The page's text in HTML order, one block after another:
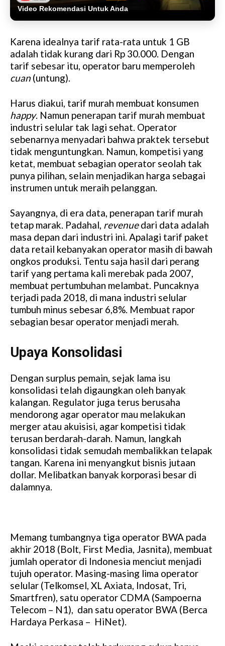
Video Rekomendasi Untuk Anda
Karena idealnya tarif rata-rata untuk 1 GB
adalah tidak kurang dari Rp 30.000. Dengan
tarif sebesar itu, operator baru memperoleh
cuan (untung).
Harus diakui, tarif murah membuat konsumen
happy. Namun penerapan tarif murah membuat
industri selular tak lagi sehat. Operator
sebenarnya menyadari bahwa praktek tersebut
tidak menguntungkan. Namun, kompetisi yang
ketat, membuat sebagian operator seolah tak
punya pilihan, selain menjadikan harga sebagai
instrumen untuk meraih pelanggan.
Sayangnya, di era data, penerapan tarif murah
tetap marak. Padahal, revenuedari data adalah
masa depan dari industri ini. Apalagi tarif paket
data retail kebanyakan operator masih di bawah
ongkos produksi. Tentu saja hasil dari perang
tarif yang pertama kali merebak pada 2007,
membuat pertumbuhan melambat. Puncaknya
terjadi pada 2018, di mana industri selular
tumbuh minus sebesar 6,8%. Membuat rapor
sebagian besar operator menjadi merah.
Upaya Konsolidasi
Dengan surplus pemain, sejak lama isu
konsolidasi telah digaungkan oleh banyak
kalangan. Regulator juga terus berusaha
mendorong agar operator mau melakukan
merger atau akuisisi, agar kompetisi tidak
terusan berdarah-darah. Namun, langkah
konsolidasi tidak semudah membalikkan telapak
tangan. Karena ini menyangkut bisnis jutaan
dollar. Melibatkan banyak korporasi besar di
dalamnya.
Memang tumbangnya tiga operator BWA pada
akhir 2018 (Bolt, First Media, Jasnita), membuat
jumlah operator di Indonesia menciut menjadi
tujuh operator. Masing-masing lima operator
selular (Telkomsel, XL Axiata, Indosat, Tri,
Smartfren), satu operator CDMA (Sampoerna
Telecom – N1), dan satu operator BWA (Berca
Hardaya Perkasa – HiNet).